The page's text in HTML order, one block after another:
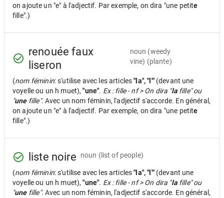
on ajoute un "e" à l'adjectif. Par exemple, on dira "une petite
fille".)
renouée faux
liseron
noun (weedy
vine) (plante)
(nom féminin: s'utilise avec les articles"la", "l'" (devant une
voyelle ou un h muet),"une". Ex : fille - nf > On dira "lafille" ou
"unefille". Avec un nom féminin, l'adjectif s'accorde. En général,
on ajoute un "e" à l'adjectif. Par exemple, on dira "une petite
fille".)
liste noire noun (list of people)
(nom féminin: s'utilise avec les articles"la", "l'" (devant une
voyelle ou un h muet),"une". Ex : fille - nf > On dira "lafille" ou
"unefille". Avec un nom féminin, l'adjectif s'accorde. En général,